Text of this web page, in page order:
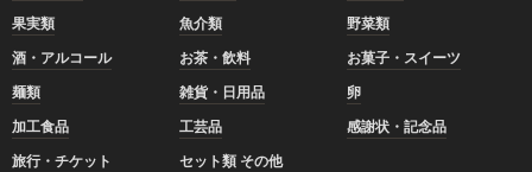
果実類
魚介類
野菜類
酒・アルコール
お茶・飲料
お菓子・スイーツ
麺類
雑貨・日用品
卵
加工食品
工芸品
感謝状・記念品
旅行・チケット
セット類 その他